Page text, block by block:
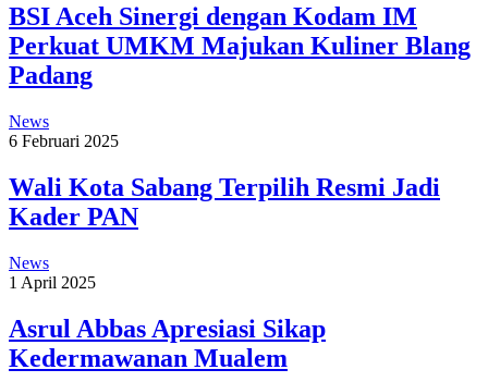
BSI Aceh Sinergi dengan Kodam IM
Perkuat UMKM Majukan Kuliner Blang
Padang
News
6 Februari 2025
Wali Kota Sabang Terpilih Resmi Jadi
Kader PAN
News
1 April 2025
Asrul Abbas Apresiasi Sikap
Kedermawanan Mualem